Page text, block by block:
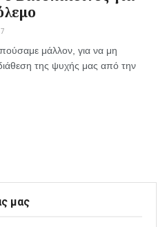
μάλλον, για να μη
της ψυχής μας από την
μας